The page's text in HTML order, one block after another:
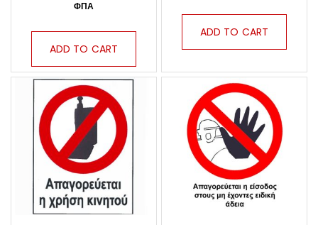
ADD TO CART
ADD TO CART